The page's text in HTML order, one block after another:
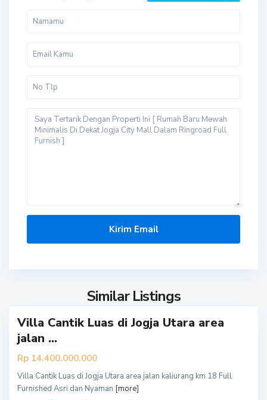
Similar Listings
m
Villa Cantik Luas di Jogja Utara area
jalan ...
Rp 14.400.000.000
Villa Cantik Luas di Jogja Utara area jalan kaliurang km 18 Full
Furnished Asri dan Nyaman [more]
S
l